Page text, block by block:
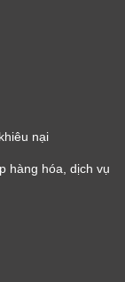
nại
hàng hóa, dịch vụ